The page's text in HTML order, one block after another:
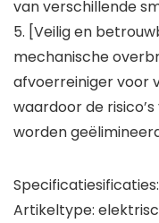
van verschillende
5. [Veilig en
mechanische
afvoerreiniger voor
waardoor de
worden
Specificatiesificaties:
Artikeltype: